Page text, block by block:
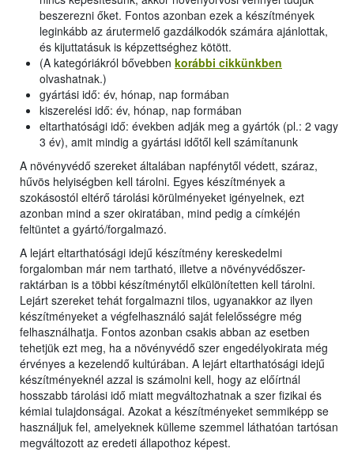
beszerezni őket. Fontos azonban ezek a készítmények
leginkább az árutermelő gazdálkodók számára ajánlottak,
és kijuttatásuk is képzettséghez kötött.
(A kategóriákról bővebben korábbi cikkünkben
olvashatnak.)
gyártási idő: év, hónap, nap formában
kiszerelési idő: év, hónap, nap formában
eltarthatósági idő: években adják meg a gyártók (pl.: 2 vagy
3 év), amit mindig a gyártási időtől kell számítanunk
A növényvédő szereket általában napfénytől védett, száraz,
hűvös helyiségben kell tárolni. Egyes készítmények a
szokásostól eltérő tárolási körülményeket igényelnek, ezt
azonban mind a szer okiratában, mind pedig a címkéjén
feltüntet a gyártó/forgalmazó.
A lejárt eltarthatósági idejű készítmény kereskedelmi
forgalomban már nem tartható, illetve a növényvédőszer-
raktárban is a többi készítménytől elkülönítetten kell tárolni.
Lejárt szereket tehát forgalmazni tilos, ugyanakkor az ilyen
készítményeket a végfelhasználó saját felelősségre még
felhasználhatja. Fontos azonban csakis abban az esetben
tehetjük ezt meg, ha a növényvédő szer engedélyokirata még
érvényes a kezelendő kultúrában. A lejárt eltarthatósági idejű
készítményeknél azzal is számolni kell, hogy az előírtnál
hosszabb tárolási idő miatt megváltozhatnak a szer fizikai és
kémiai tulajdonságai. Azokat a készítményeket semmiképp se
használjuk fel, amelyeknek külleme szemmel láthatóan tartósan
megváltozott az eredeti állapothoz képest.